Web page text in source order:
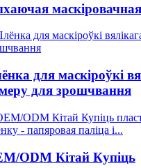
для маскіроўкі
для зрошчвання
ODM Кітай Купіць